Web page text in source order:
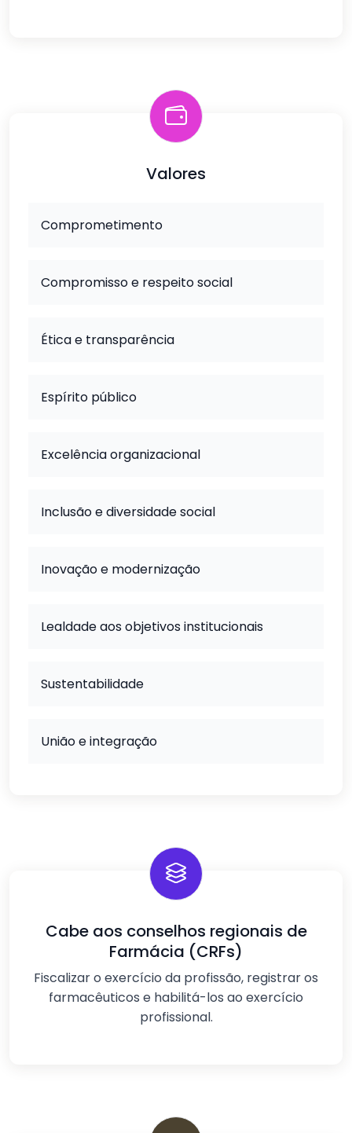
Valores
Comprometimento
Compromisso e respeito social
Ética e transparência
Espírito público
Excelência organizacional
Inclusão e diversidade social
Inovação e modernização
Lealdade aos objetivos institucionais
Sustentabilidade
União e integração
Cabe aos conselhos regionais de
Farmácia (CRFs)
Fiscalizar o exercício da profissão, registrar os
farmacêuticos e habilitá-los ao exercício
profissional.